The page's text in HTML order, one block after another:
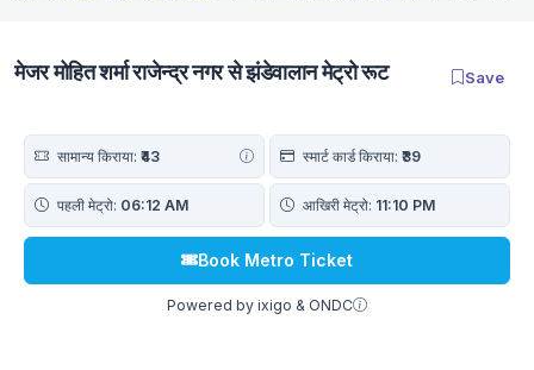
मे‌‌जर मोहित शर्मा राजेन्द्र नगर से झंडेवालान मेट्रो रूट Save
सामान्य किराया: ₹43 स्मार्ट कार्ड किराया: ₹39
पहली मेट्रो: 06:12 AM आखिरी मेट्रो: 11:10 PM
Book Metro Ticket
Powered by ixigo & ONDC